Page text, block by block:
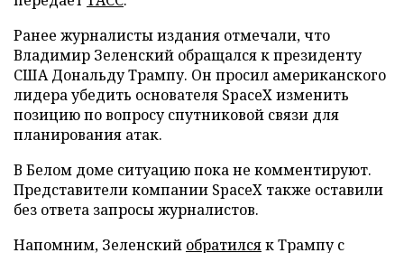
Ранее журналисты издания отмечали, что
Владимир Зеленский обращался к президенту
США Дональду Трампу. Он просил американского
лидера убедить основателя SpaceX изменить
позицию по вопросу спутниковой связи для
планирования атак.
В Белом доме ситуацию пока не комментируют.
Представители компании SpaceX также оставили
без ответа запросы журналистов.
Напомним, Зеленский обратилсяк Трампу с